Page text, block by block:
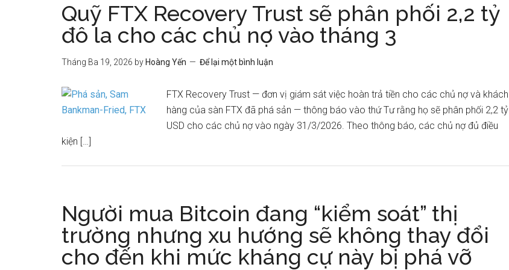
Quỹ FTX Recovery Trust sẽ phân phối 2,2 tỷ
đô la cho các chủ nợ vào tháng 3
Tháng Ba 19, 2026 by Hoàng Yến Để lại một bình luận
FTX Recovery Trust — đơn vị giám sát việc hoàn trả tiền cho các chủ nợ và khách
hàng của sàn FTX đã phá sản — thông báo vào thứ Tư rằng họ sẽ phân phối 2,2 tỷ
USD cho các chủ nợ vào ngày 31/3/2026. Theo thông báo, các chủ nợ đủ điều
kiện […]
Người mua Bitcoin đang “kiểm soát” thị
trường nhưng xu hướng sẽ không thay đổi
cho đến khi mức kháng cự này bị phá vỡ